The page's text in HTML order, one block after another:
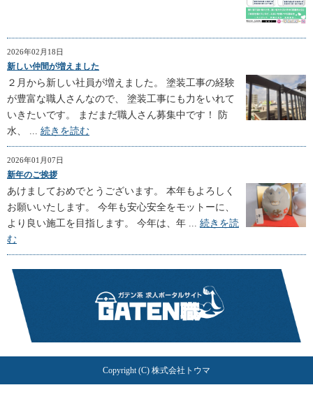
2026年02月18日
新しい仲間が増えました
２月から新しい社員が増えました。 塗装工事の経験
が豊富な職人さんなので、 塗装工事にも力をいれて
いきたいです。 まだまだ職人さん募集中です！ 防
水、 ... 続きを読む
2026年01月07日
新年のご挨拶
あけましておめでとうございます。 本年もよろしく
お願いいたします。 今年も安心安全をモットーに、
より良い施工を目指します。 今年は、年 ... 続きを読
む
Copyright (C) 株式会社トウマ